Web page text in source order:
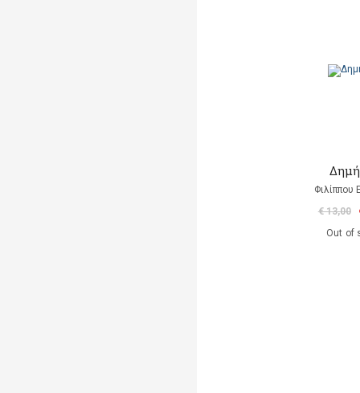
Φιλίππου
€ 13,00
Out of